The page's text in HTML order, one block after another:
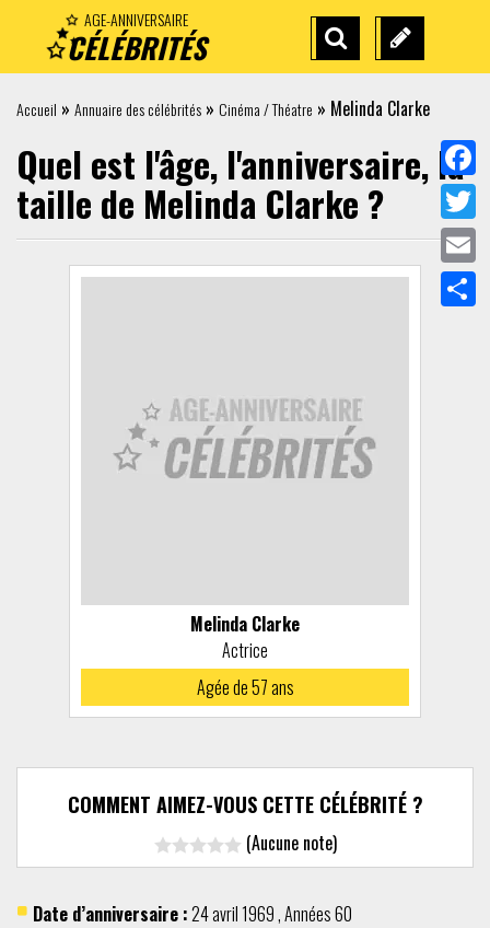
AGE-ANNIVERSAIRE
CÉLÉBRITÉS
RECHERCHE SUGGÉREZ
Accueil » Annuaire des célébrités » Cinéma / Théatre » Melinda Clarke
Quel est l'âge, l'anniversaire, la
taille de Melinda Clarke ?
Melinda Clarke
Actrice
Agée de 57 ans
COMMENT AIMEZ-VOUS CETTE CÉLÉBRITÉ ?
(Aucune note)
Date d’anniversaire :24 avril1969,Années 60